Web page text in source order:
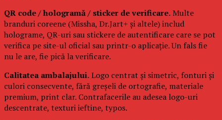
QR code / hologramă / sticker de verificare.Multe
branduri coreene (Missha, Dr.Jart+ și altele) includ
holograme, QR-uri sau stickere de autentificare care se pot
verifica pe site-ul oficial sau printr-o aplicație. Un fals fie
nu le are, fie pică la verificare.
Calitatea ambalajului.Logo centrat și simetric, fonturi și
culori consecvente, fără greșeli de ortografie, materiale
premium, print clar. Contrafacerile au adesea logo-uri
descentrate, texturi ieftine, typos.